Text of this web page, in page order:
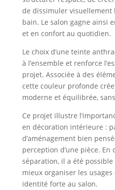
de dissimuler visuellement
bain. Le salon gagne ainsi
et en confort au quotidien.
Le choix d’une teinte
à l’ensemble et renforce
projet. Associée à des
cette couleur profonde
moderne et équilibrée,
Ce projet illustre
en décoration intérieure :
d’aménagement bien
perception d’une pièce.
séparation, il a été possible
mieux organiser les
identité forte au salon.